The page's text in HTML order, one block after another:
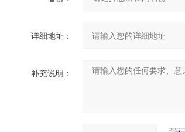
详细地址：
补充说明：